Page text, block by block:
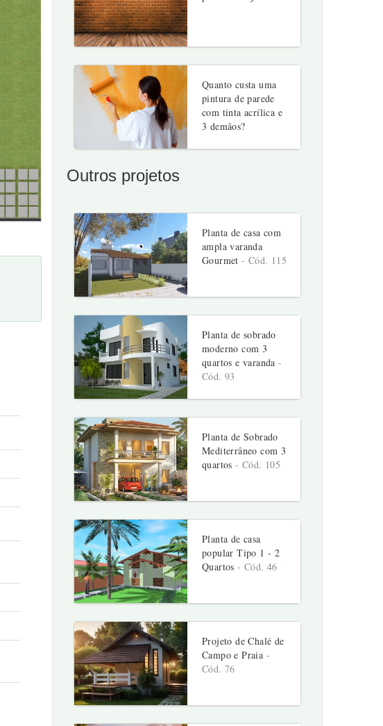
Quanto custa uma
pintura de parede
com tinta acrílica e
3 demãos?
Outros projetos
Planta de casa com
ampla varanda
Gourmet- Cód. 115
Planta de sobrado
moderno com 3
quartos e varanda-
Cód. 93
Planta de Sobrado
Mediterrâneo com 3
quartos- Cód. 105
Planta de casa
popular Tipo 1 - 2
Quartos- Cód. 46
Projeto de Chalé de
Campo e Praia -
Cód. 76